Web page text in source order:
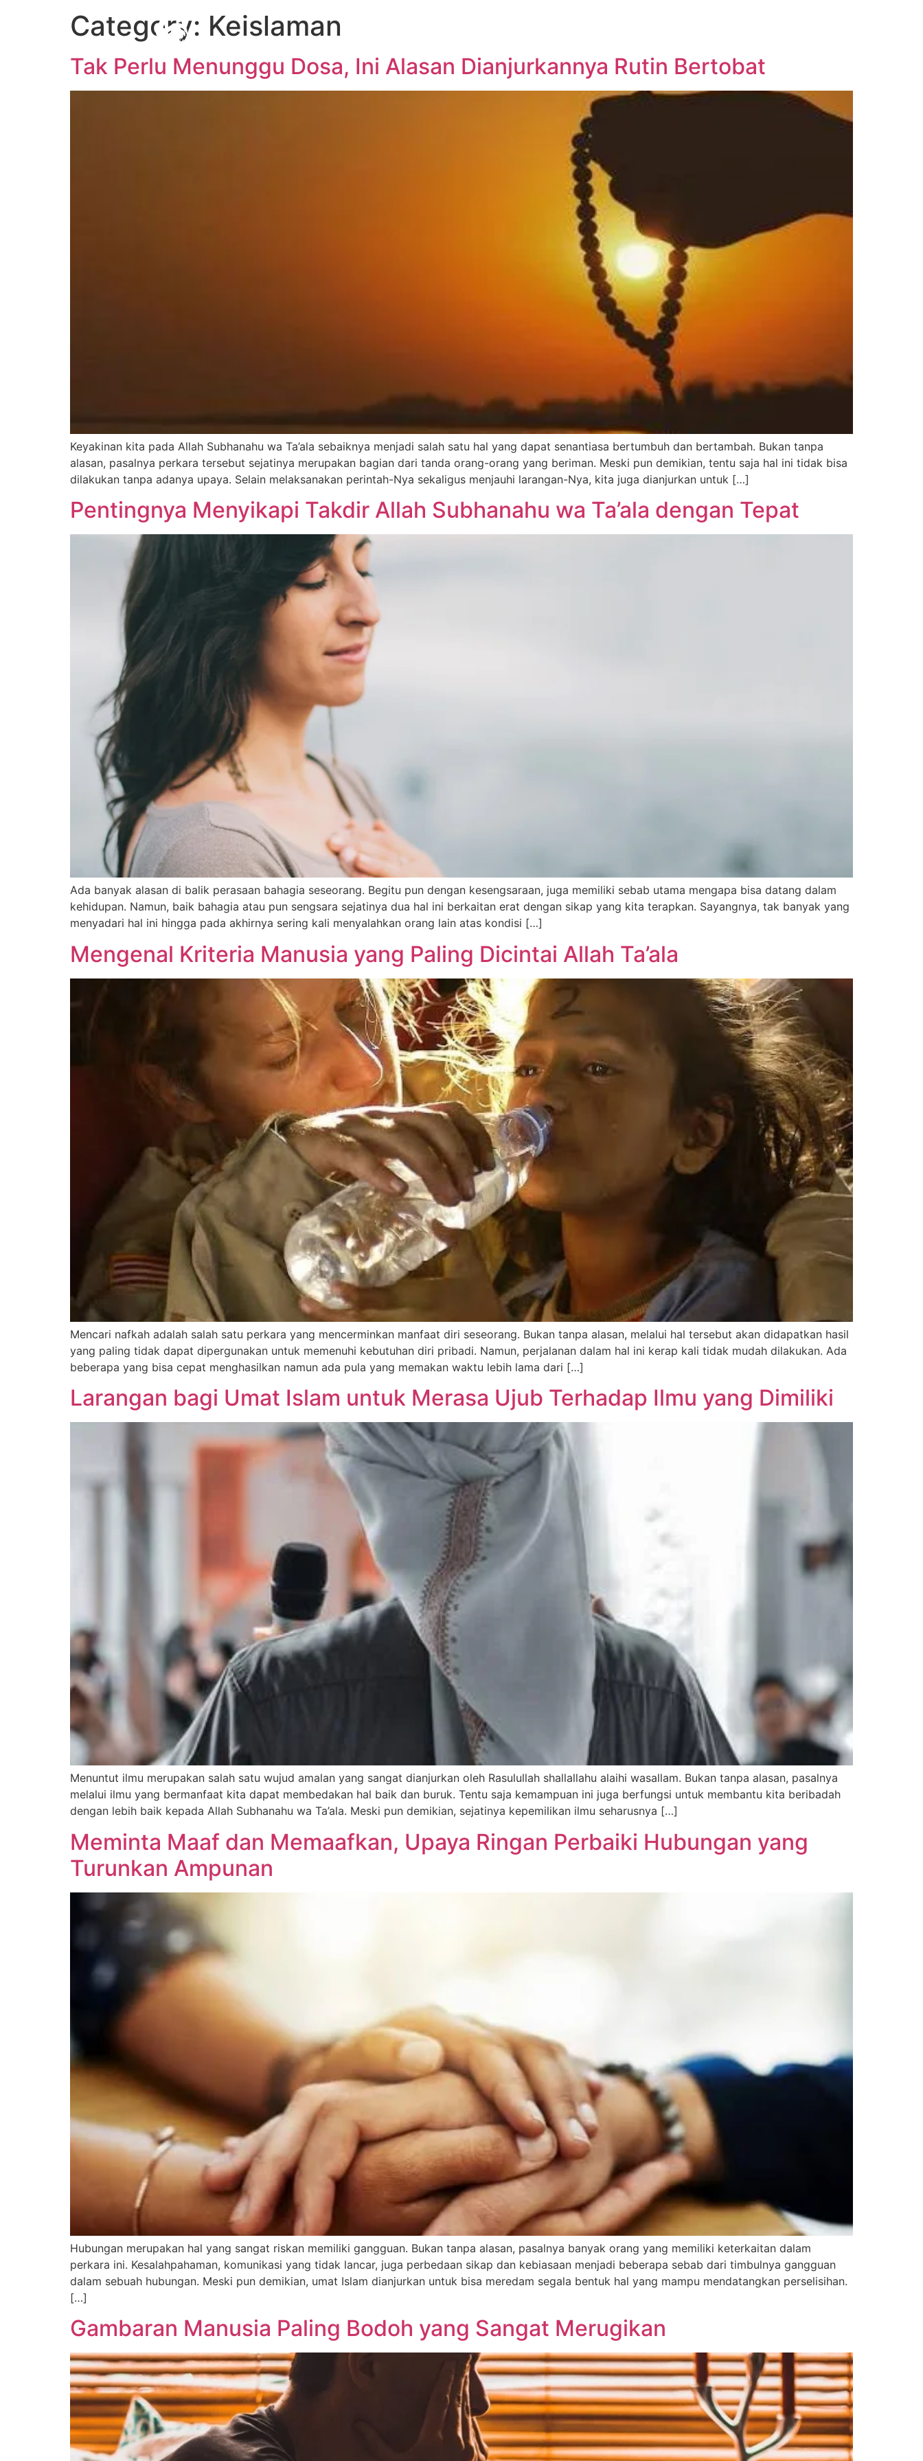
Category: Keislaman
Tak Perlu Menunggu Dosa, Ini Alasan Dianjurkannya Rutin Bertobat
Keyakinan kita pada Allah Subhanahu wa Ta’ala sebaiknya menjadi salah satu hal yang dapat senantiasa bertumbuh dan bertambah. Bukan tanpa
alasan, pasalnya perkara tersebut sejatinya merupakan bagian dari tanda orang-orang yang beriman. Meski pun demikian, tentu saja hal ini tidak bisa
dilakukan tanpa adanya upaya. Selain melaksanakan perintah-Nya sekaligus menjauhi larangan-Nya, kita juga dianjurkan untuk […]
Pentingnya Menyikapi Takdir Allah Subhanahu wa Ta’ala dengan Tepat
Ada banyak alasan di balik perasaan bahagia seseorang. Begitu pun dengan kesengsaraan, juga memiliki sebab utama mengapa bisa datang dalam
kehidupan. Namun, baik bahagia atau pun sengsara sejatinya dua hal ini berkaitan erat dengan sikap yang kita terapkan. Sayangnya, tak banyak yang
menyadari hal ini hingga pada akhirnya sering kali menyalahkan orang lain atas kondisi […]
Mengenal Kriteria Manusia yang Paling Dicintai Allah Ta’ala
Mencari nafkah adalah salah satu perkara yang mencerminkan manfaat diri seseorang. Bukan tanpa alasan, melalui hal tersebut akan didapatkan hasil
yang paling tidak dapat dipergunakan untuk memenuhi kebutuhan diri pribadi. Namun, perjalanan dalam hal ini kerap kali tidak mudah dilakukan. Ada
beberapa yang bisa cepat menghasilkan namun ada pula yang memakan waktu lebih lama dari […]
Larangan bagi Umat Islam untuk Merasa Ujub Terhadap Ilmu yang Dimiliki
Menuntut ilmu merupakan salah satu wujud amalan yang sangat dianjurkan oleh Rasulullah shallallahu alaihi wasallam. Bukan tanpa alasan, pasalnya
melalui ilmu yang bermanfaat kita dapat membedakan hal baik dan buruk. Tentu saja kemampuan ini juga berfungsi untuk membantu kita beribadah
dengan lebih baik kepada Allah Subhanahu wa Ta’ala. Meski pun demikian, sejatinya kepemilikan ilmu seharusnya […]
Meminta Maaf dan Memaafkan, Upaya Ringan Perbaiki Hubungan yang
Turunkan Ampunan
Hubungan merupakan hal yang sangat riskan memiliki gangguan. Bukan tanpa alasan, pasalnya banyak orang yang memiliki keterkaitan dalam
perkara ini. Kesalahpahaman, komunikasi yang tidak lancar, juga perbedaan sikap dan kebiasaan menjadi beberapa sebab dari timbulnya gangguan
dalam sebuah hubungan. Meski pun demikian, umat Islam dianjurkan untuk bisa meredam segala bentuk hal yang mampu mendatangkan perselisihan.
[…]
Gambaran Manusia Paling Bodoh yang Sangat Merugikan